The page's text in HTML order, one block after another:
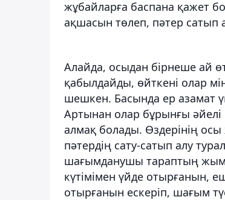
жұбайларға баспана қажет
ақшасын төлеп, пәтер сатып
Алайда, осыдан бірнеше ай
қабылдайды, өйткені олар
шешкен. Басында ер азамат
Артынан олар бұрынғы
алмақ болады. Өздерінің
пәтердің сату-сатып алу
шағымданушы тараптың
күтімімен үйде отырғанын,
отырғанын ескеріп, шағым